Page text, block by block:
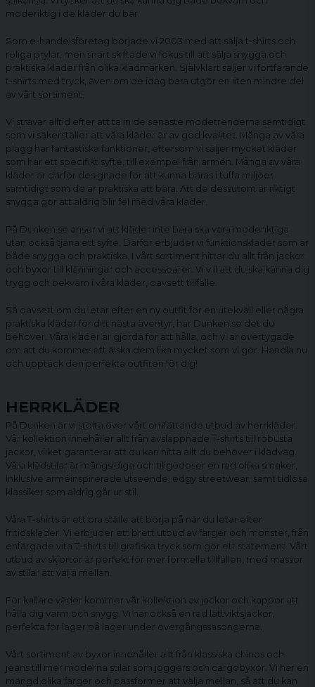
moderiktig i de kläder du bär.
Som e-handelsföretag började vi 2003 med att sälja t-shirts och
roliga prylar, men snart skiftade vi fokus till att sälja snygga och
praktiska kläder från olika klädmärken. Självklart säljer vi fortfarande
t-shirts med tryck, även om de idag bara utgör en liten mindre del
av vårt sortiment.
Vi strävar alltid efter att ta in de senaste modetrenderna samtidigt
som vi säkerställer att våra kläder är av god kvalitet. Många av våra
plagg har fantastiska funktioner, eftersom vi säljer mycket kläder
som har ett specifikt syfte, till exempel från armén. Många av våra
kläder är därför designade för att kunna bäras i tuffa miljöer
samtidigt som de är praktiska att bära. Att de dessutom är riktigt
snygga gör att aldrig blir fel med våra kläder.
På Dunken.se anser vi att kläder inte bara ska vara moderiktiga
utan också tjäna ett syfte. Därför erbjuder vi funktionskläder som är
både snygga och praktiska. I vårt sortiment hittar du allt från jackor
och byxor till klänningar och accessoarer. Vi vill att du ska känna dig
trygg och bekväm i våra kläder, oavsett tillfälle.
Så oavsett om du letar efter en ny outfit för en utekväll eller några
praktiska kläder för ditt nästa äventyr, har Dunken.se det du
behöver. Våra kläder är gjorda för att hålla, och vi är övertygade
om att du kommer att älska dem lika mycket som vi gör. Handla nu
och upptäck den perfekta outfiten för dig!
HERRKLÄDER
På Dunken är vi stolta över vårt omfattande utbud av herrkläder.
Vår kollektion innehåller allt från avslappnade T-shirts till robusta
jackor , vilket garanterar att du kan hitta allt du behöver i klädväg.
Våra klädstilar är mångsidiga och tillgodoser en rad olika smaker,
inklusive arméinspirerade utseende, edgy streetwear, samt tidlösa
klassiker som aldrig går ur stil.
Våra T-shirts är ett bra ställe att börja på när du letar efter
fritidskläder. Vi erbjuder ett brett utbud av färger och mönster, från
enfärgade vita T-shirts till grafiska tryck som gör ett statement. Vårt
utbud av skjortor är perfekt för mer formella tillfällen, med massor
av stilar att välja mellan.
För kallare väder kommer vår kollektion av jackor och kappor att
hålla dig varm och snygg. Vi har också en rad lättviktsjackor,
perfekta för lager på lager under övergångssäsongerna.
Vårt sortiment av byxor innehåller allt från klassiska chinos och
jeans till mer moderna stilar som joggers och cargobyxor . Vi har en
mängd olika färger och passformer att välja mellan, så att du kan